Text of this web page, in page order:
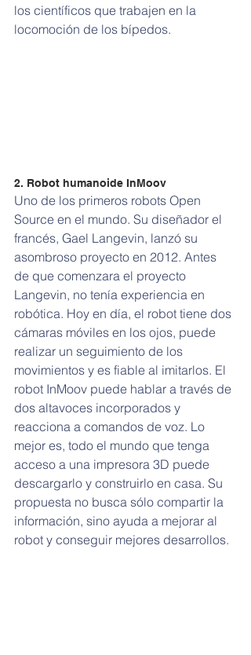
los científicos que trabajen en la
locomoción de los bípedos.
2. Robot humanoide InMoov
Uno de los primeros robots Open
Source en el mundo. Su diseñador el
francés, Gael Langevin, lanzó su
asombroso proyecto en 2012. Antes
de que comenzara el proyecto
Langevin, no tenía experiencia en
robótica. Hoy en día, el robot tiene dos
cámaras móviles en los ojos, puede
realizar un seguimiento de los
movimientos y es fiable al imitarlos. El
robot InMoov puede hablar a través de
dos altavoces incorporados y
reacciona a comandos de voz. Lo
mejor es, todo el mundo que tenga
acceso a una impresora 3D puede
descargarlo y construirlo en casa. Su
propuesta no busca sólo compartir la
información, sino ayuda a mejorar al
robot y conseguir mejores desarrollos.